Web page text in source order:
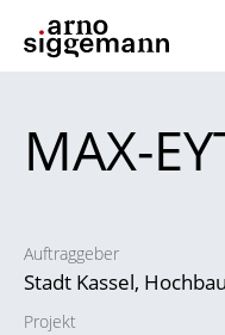
MAX-
Auftraggeber
Stadt Kassel,
Projekt